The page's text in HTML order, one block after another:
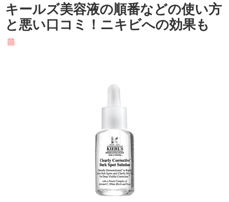
キールズ美容液の順番などの使い方
と悪い口コミ！ニキビへの効果も